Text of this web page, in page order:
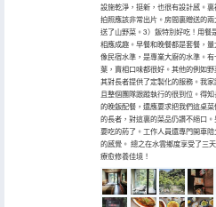
設施乾淨，挺新，也很有設計感。
拍照應該非常出片。房間裏贈送的
送了山野菜。3）飯特別好吃！用餐
相應成趣。早餐和晚餐都是套餐，
像民宿水準，是專業大廚的水準。
葉，賣相口味都很好。其他的例如
其對長者提供了定製化的服務。我
且整個團隊跟蹤執行的很到位。得
的晚飯配餐，還應要求把我們這桌
的長者，對這裏的菜品仍讚不絕口
要吃的葯了。工作人員還專門開車
的感覺。 總之在水雲鄉度享受了三
療愈修養佳境！